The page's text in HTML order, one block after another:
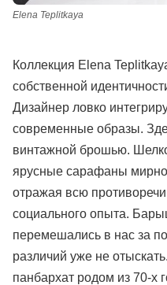
Elena Teplitkaya
Коллекция Elena
собственной
Дизайнер ловко
современные образы.
винтажной брошью.
ярусные сарафаны мирно
отражая всю
социального опыта.
перемешались в нас за
различий уже не
панбархат родом из 70-х